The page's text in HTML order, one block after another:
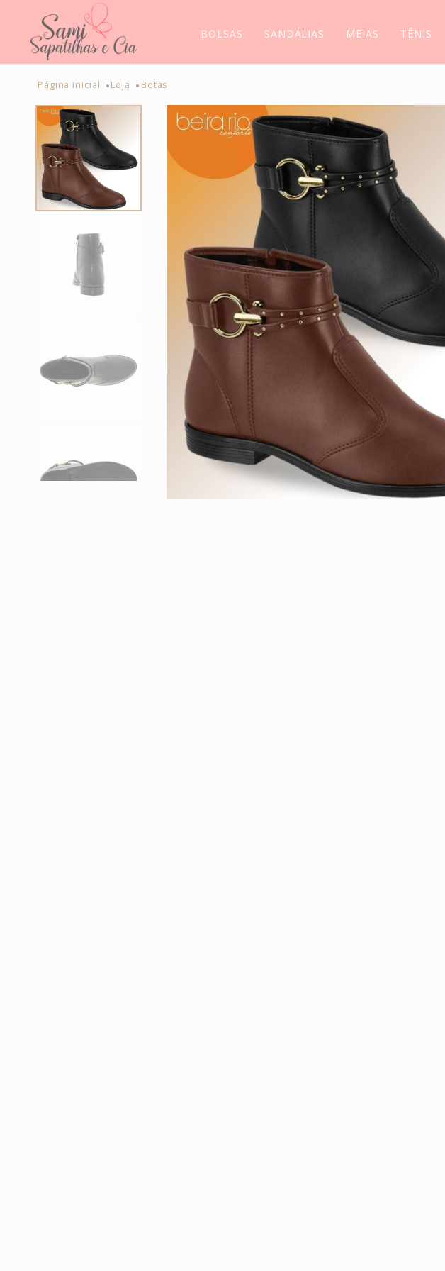
BOLSAS SANDÁLIAS MEIAS TÊNIS
Página inicial Loja Botas